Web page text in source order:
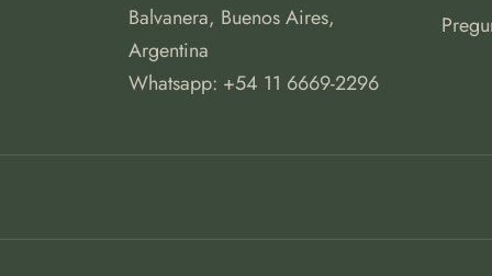
Balvanera, Buenos Aires,
Argentina
Whatsapp: +54 11 6669-2296